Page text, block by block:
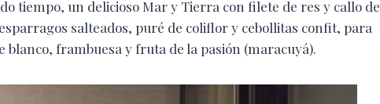
tiempo, un delicioso Mar y Tierra con filete de res y callo de
salteados, puré de coliflor y cebollitas confit, para
frambuesa y fruta de la pasión (maracuyá).